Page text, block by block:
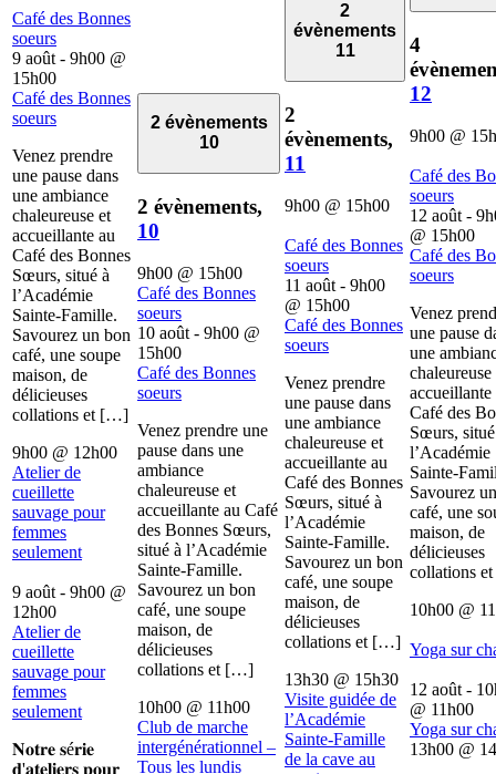
Café des Bonnes
soeurs
9 août - 9h00 @
15h00
Café des Bonnes
soeurs
Venez prendre
une pause dans
une ambiance
chaleureuse et
accueillante au
Café des Bonnes
Sœurs, situé à
l’Académie
Sainte-Famille.
Savourez un bon
café, une soupe
maison, de
délicieuses
collations et […]
9h00 @ 12h00
Atelier de
cueillette
sauvage pour
femmes
seulement
9 août - 9h00 @
12h00
Atelier de
cueillette
sauvage pour
femmes
seulement
𝐍𝐨𝐭𝐫𝐞 𝐬é𝐫𝐢𝐞
𝐝'𝐚𝐭𝐞𝐥𝐢𝐞𝐫𝐬 𝐩𝐨𝐮𝐫
2 évènements
10
2 évènements,
10
9h00 @ 15h00
Café des Bonnes
soeurs
10 août - 9h00 @
15h00
Café des Bonnes
soeurs
Venez prendre une
pause dans une
ambiance
chaleureuse et
accueillante au Café
des Bonnes Sœurs,
situé à l’Académie
Sainte-Famille.
Savourez un bon
café, une soupe
maison, de
délicieuses
collations et […]
10h00 @ 11h00
Club de marche
intergénérationnel –
Tous les lundis
2
évènements
11
2
évènements,
11
9h00 @ 15h00
Café des Bonnes
soeurs
11 août - 9h00
@ 15h00
Café des Bonnes
soeurs
Venez prendre
une pause dans
une ambiance
chaleureuse et
accueillante au
Café des Bonnes
Sœurs, situé à
l’Académie
Sainte-Famille.
Savourez un bon
café, une soupe
maison, de
délicieuses
collations et […]
13h30 @ 15h30
Visite guidée de
l’Académie
Sainte-Famille
de la cave au
4
12
9h00 @
Café des
soeurs
12 août -
@ 15h00
Café des
soeurs
Venez
une pause
une
chaleureuse
accueillante
Café des
Sœurs,
l’Académie
Sainte-
Savourez
café, une
maison, de
délicieuses
collations
10h00 @
Yoga sur
12 août -
@ 11h00
Yoga sur
13h00 @